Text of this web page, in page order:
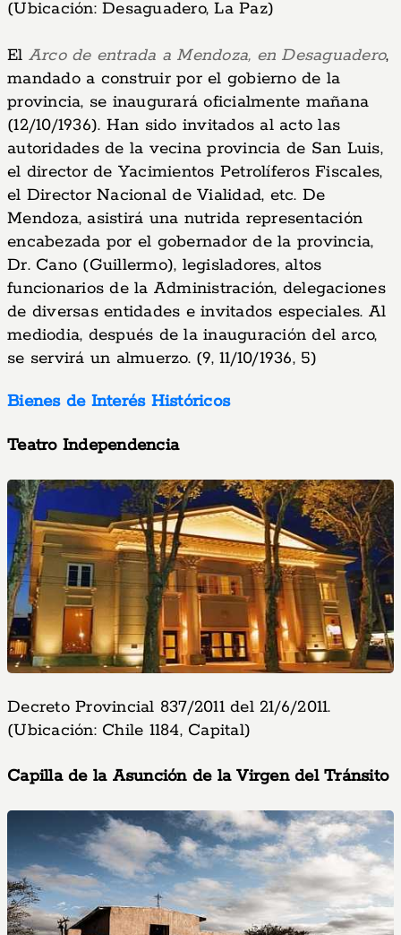
(Ubicación: Desaguadero, La Paz)
El Arco de entrada a Mendoza, en Desaguadero,
mandado a construir por el gobierno de la
provincia, se inaugurará oficialmente mañana
(12/10/1936). Han sido invitados al acto las
autoridades de la vecina provincia de San Luis,
el director de Yacimientos Petrolíferos Fiscales,
el Director Nacional de Vialidad, etc. De
Mendoza, asistirá una nutrida representación
encabezada por el gobernador de la provincia,
Dr. Cano (Guillermo), legisladores, altos
funcionarios de la Administración, delegaciones
de diversas entidades e invitados especiales. Al
mediodia, después de la inauguración del arco,
se servirá un almuerzo. (9, 11/10/1936, 5)
Bienes de Interés Históricos
Teatro Independencia
Decreto Provincial 837/2011 del 21/6/2011.
(Ubicación: Chile 1184, Capital)
Capilla de la Asunción de la Virgen del Tránsito